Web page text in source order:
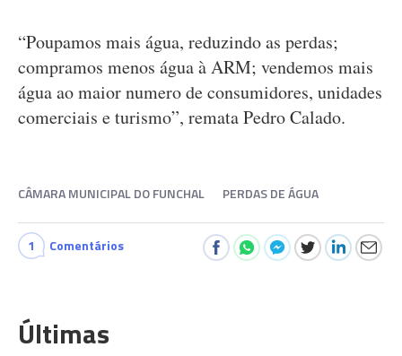
“Poupamos mais água, reduzindo as perdas;
compramos menos água à ARM; vendemos mais
água ao maior numero de consumidores, unidades
comerciais e turismo”, remata Pedro Calado.
CÂMARA MUNICIPAL DO FUNCHAL PERDAS DE ÁGUA
1 Comentários
Últimas